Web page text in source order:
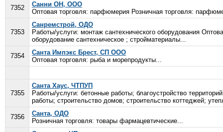
7352
Санни ОН, ООО
Оптовая торговля: парфюмерия Розничная торговля:
7353
Санремстрой, ОДО
Работы/услуги: монтаж сантехнического оборудования
оборудование сантехническое ; стройматериалы...
7354
Санта Импэкс Брест, СП ООО
Оптовая торговля: рыба и морепродукты...
7355
Санта Хаус, ЧТПУП
Работы/услуги: бетонные работы; благоустройство
работы; строительство домов; строительство коттеджей;
7356
Санта, ОДО
Розничная торговля: товары фармацевтические...